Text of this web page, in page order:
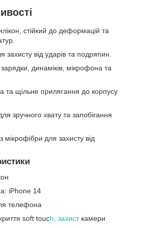
стійкий до деформацій та
захисту від ударів та подряпин.
динаміків, мікрофона та
та щільне прилягання до корпусу
зручного хвату та запобігання
мікрофібри для захисту від
iPhone 14
телефона
soft touch, захист камери